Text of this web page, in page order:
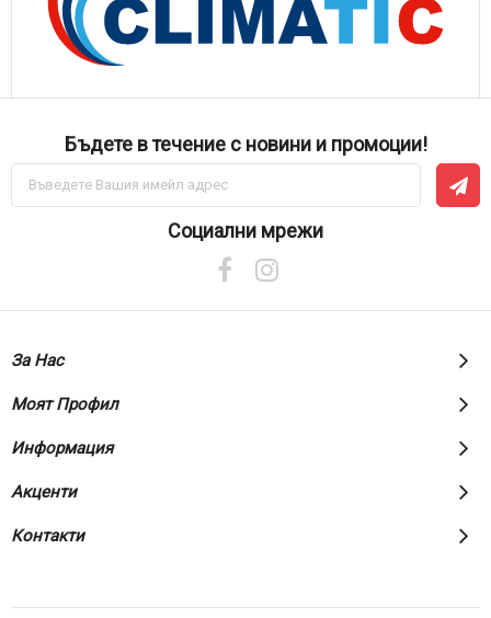
Бъдете в течение с новини и промоции!
Абонирай
за
Социални мрежи
За Нас
Моят Профил
Информация
Акценти
Контакти